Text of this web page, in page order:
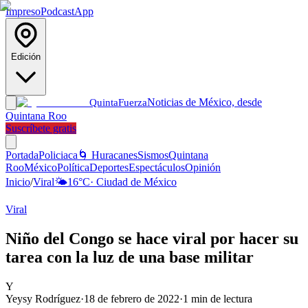
ImpresoPodcastApp
Edición
QuintaFuerzaNoticias de México, desde
Quintana Roo
Suscríbete gratis
PortadaPoliciaca 🌀 HuracanesSismosQuintana
RooMéxicoPolíticaDeportesEspectáculosOpinión
Inicio/Viral🌤️16°C· Ciudad de México
Viral
Niño del Congo se hace viral por hacer su
tarea con la luz de una base militar
Y
Yeysy Rodríguez·18 de febrero de 2022·1 min de lectura